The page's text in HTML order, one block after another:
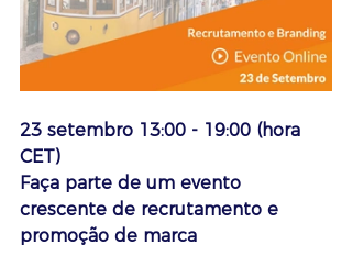
23 setembro 13:00 - 19:00 (hora
CET)
Faça parte de um evento
crescente de recrutamento e
promoção de marca